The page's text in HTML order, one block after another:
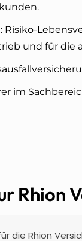
Risiko-
und für die
im
Rhion
die Rhion